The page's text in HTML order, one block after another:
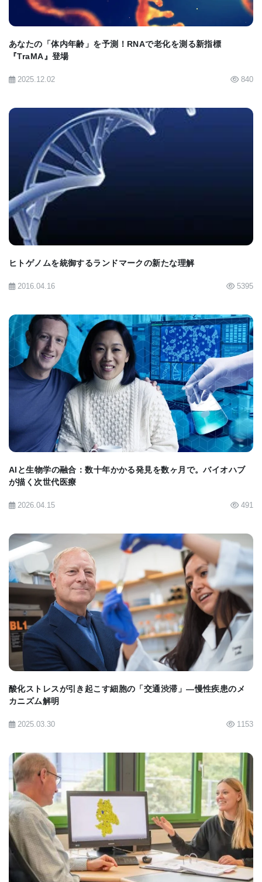
天性奇形の家族歴で選別された｡さらに､研究チーム
は､23andMeと提携し､この研究への参加を了承した
65,000人近い23andMeの利用者のデータをその1万
人弱のデータに加えた｡これによって研究の統計学的
な評価とは異なり､23andMe参加者の提出した自己
申告は､耳たぶの形状を密着型または分離型と2つに
分類しているだけだった｡
「これは23andMeの研究プラットフォームのユニー
クな力です。研究資金の優先順位を明らかに満たし
明らかにする、幅広い種類の形質を素早く簡単に発
見できます。ジョイス・タング博士（23歳）はリサ
な洞察は、一見無意味な形質からでも引き出される
可能性がある」
10,000人の参加者からなる小規模なグループからの
情報だけを使用して、研究者らは、耳朶付着におい
て役割を果たす6つの遺伝子を同定することができま
した。分析に23andMe参加者を含むように広げたと
ころ、これら6つの遺伝子は再び耳たぶの付着に強く
関与していたが、さらに43の遺伝子が加えられた。
密に研究するためにリソースを投入するのか、それ
とも細かいことをするのが良いのですが、より多く
の研究参加者を募集しますか？ Shaffer博士は述べて
います。 「私たちの研究では、これらのアプローチ
の両方を結びつけ、より大きなグループを使用する
ことで、小規模な研究のすべての結果に加えて、さ
らに多くの結果が得られました」
結果は、学年の学校の教師が遺伝学を教えるために
し、この授業は、遺伝学者だけが理解し始めている
遺伝子の複雑で魅惑的な相互作用を伴うように見え
る単純な遺伝形質でさえも示すことを示すために更
新する必要があると、共同著者のEleanor Feingold
博士ピットの公衆衛生学における遺伝学と生物統計
学。
あなたの「体内年齢」を予測！RNAで老化を測る新指標
『TraMA』登場
2025.12.02 840
BIOMARKET JP
ヒトゲノムを統御するランドマークの新たな理解
2016.04.16 5395
BIOMARKET JP
AIと生物学の融合：数十年かかる発見を数ヶ月で。バイオハブ
が描く次世代医療
2026.04.15 491
BIOMARKET JP
酸化ストレスが引き起こす細胞の「交通渋滞」—慢性疾患のメ
カニズム解明
2025.03.30 1153
BIOMARKET JP